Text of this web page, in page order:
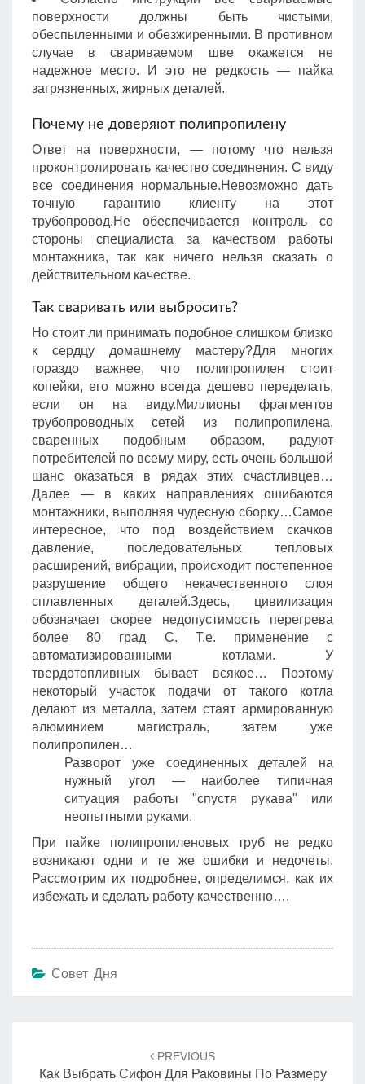
поверхности должны быть чистыми,
обеспыленными и обезжиренными. В противном
случае в свариваемом шве окажется не
надежное место. И это не редкость — пайка
загрязненных, жирных деталей.
Почему не доверяют полипропилену
Ответ на поверхности, — потому что нельзя
проконтролировать качество соединения. С виду
все соединения нормальные.Невозможно дать
точную гарантию клиенту на этот
трубопровод.Не обеспечивается контроль со
стороны специалиста за качеством работы
монтажника, так как ничего нельзя сказать о
действительном качестве.
Так сваривать или выбросить?
Но стоит ли принимать подобное слишком близко
к сердцу домашнему мастеру?Для многих
гораздо важнее, что полипропилен стоит
копейки, его можно всегда дешево переделать,
если он на виду.Миллионы фрагментов
трубопроводных сетей из полипропилена,
сваренных подобным образом, радуют
потребителей по всему миру, есть очень большой
шанс оказаться в рядах этих счастливцев…
Далее — в каких направлениях ошибаются
монтажники, выполняя чудесную сборку…Самое
интересное, что под воздействием скачков
давление, последовательных тепловых
расширений, вибрации, происходит постепенное
разрушение общего некачественного слоя
сплавленных деталей.Здесь, цивилизация
обозначает скорее недопустимость перегрева
более 80 град С. Т.е. применение с
автоматизированными котлами. У
твердотопливных бывает всякое… Поэтому
некоторый участок подачи от такого котла
делают из металла, затем стаят армированную
алюминием магистраль, затем уже
полипропилен…
Разворот уже соединенных деталей на
нужный угол — наиболее типичная
ситуация работы "спустя рукава" или
неопытными руками.
При пайке полипропиленовых труб не редко
возникают одни и те же ошибки и недочеты.
Рассмотрим их подробнее, определимся, как их
избежать и сделать работу качественно….
Совет Дня
записям
PREVIOUS
Как Выбрать Сифон Для Раковины По Размеру